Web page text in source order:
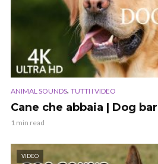
ANIMAL SOUNDS, TUTTI I VIDEO
Cane che abbaia | Dog
1 min read
VIDEO